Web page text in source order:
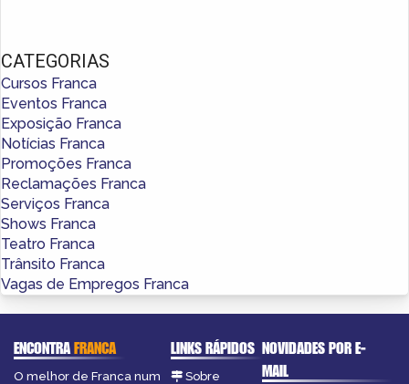
CATEGORIAS
Cursos Franca
Eventos Franca
Exposição Franca
Notícias Franca
Promoções Franca
Reclamações Franca
Serviços Franca
Shows Franca
Teatro Franca
Trânsito Franca
Vagas de Empregos Franca
ENCONTRAFRANCA
O melhor de Franca num
LINKS RÁPIDOS
Sobre
NOVIDADES POR E-
MAIL